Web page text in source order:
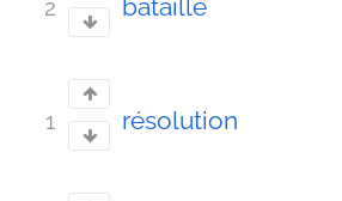
2 bataille
1 résolution